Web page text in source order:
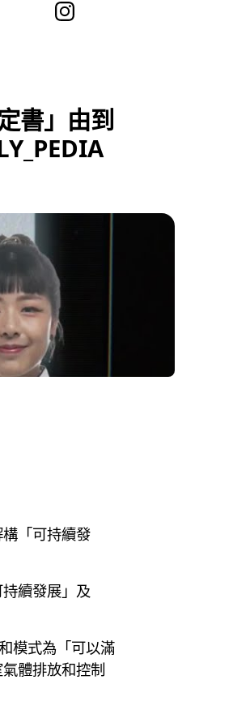
書」由到
「可持續發
續發展」及
模式為「可以滿
體排放和控制